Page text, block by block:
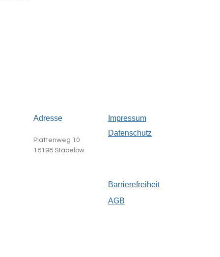
Adresse Impressum
Plattenweg 10
18198 Stäbelow
Datenschutz
Barrierefreiheit
AGB